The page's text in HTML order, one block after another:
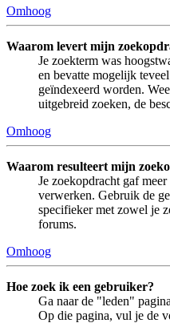
Omhoog
Waarom levert mijn
Je zoekterm was
en bevatte mogelijk
geïndexeerd worden.
uitgebreid zoeken, de
Omhoog
Waarom resulteert mijn
Je zoekopdracht gaf
verwerken. Gebruik de
specifieker met zowel je
forums.
Omhoog
Hoe zoek ik een gebruiker?
Ga naar de "leden"
Op die pagina, vul je de